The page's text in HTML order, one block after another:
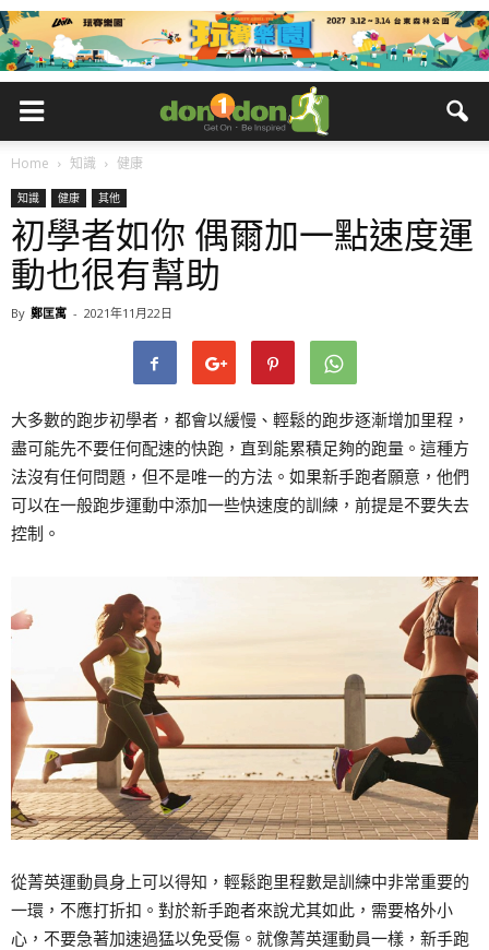
Home 知識 健康
知識 健康 其他
初學者如你 偶爾加一點速度運
動也很有幫助
By 鄭匡寓 - 2021年11月22日
大多數的跑步初學者，都會以緩慢、輕鬆的跑步逐漸增加里程，
盡可能先不要任何配速的快跑，直到能累積足夠的跑量。這種方
法沒有任何問題，但不是唯一的方法。如果新手跑者願意，他們
可以在一般跑步運動中添加一些快速度的訓練，前提是不要失去
控制。
從菁英運動員身上可以得知，輕鬆跑里程數是訓練中非常重要的
一環，不應打折扣。對於新手跑者來說尤其如此，需要格外小
心，不要急著加速過猛以免受傷。就像菁英運動員一樣，新手跑